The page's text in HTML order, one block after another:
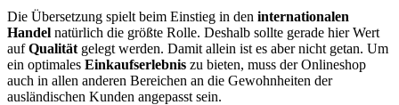
Die Übersetzung spielt beim Einstieg in den internationalen
Handel natürlich die größte Rolle. Deshalb sollte gerade hier Wert
aufQualität gelegt werden. Damit allein ist es aber nicht getan. Um
ein optimales Einkaufserlebnis zu bieten, muss der Onlineshop
auch in allen anderen Bereichen an die Gewohnheiten der
ausländischen Kunden angepasst sein.